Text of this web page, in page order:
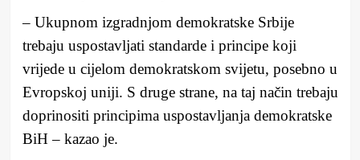
– Ukupnom izgradnjom demokratske Srbije
trebaju uspostavljati standarde i principe koji
vrijede u cijelom demokratskom svijetu, posebno u
Evropskoj uniji. S druge strane, na taj način trebaju
doprinositi principima uspostavljanja demokratske
BiH – kazao je.